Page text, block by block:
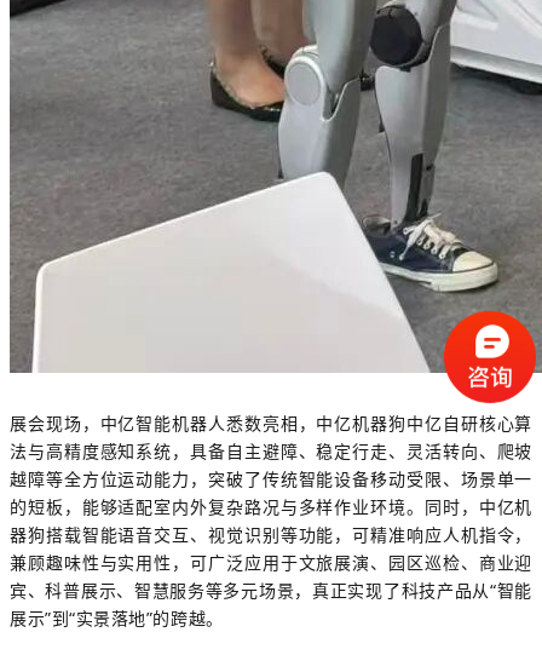
展会现场，中亿智能机器人悉数亮相， 中亿机器狗中亿自研核心算
法与高精度感知系统，具备自主避障、稳定行走、灵活转向、爬坡
越障等全方位运动能力，突破了传统智能设备移动受限、场景单一
的短板，能够适配室内外复杂路况与多样作业环境。同时，中亿机
器狗搭载智能语音交互、视觉识别等功能，可精准响应人机指令，
兼顾趣味性与实用性，可广泛应用于文旅展演、园区巡检、商业迎
宾、科普展示、智慧服务等多元场景，真正实现了科技产品从“智能
展示”到“实景落地”的跨越。